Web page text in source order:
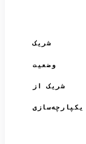
شریک
وضعیت
شریک از
یکپارچه‌سازی